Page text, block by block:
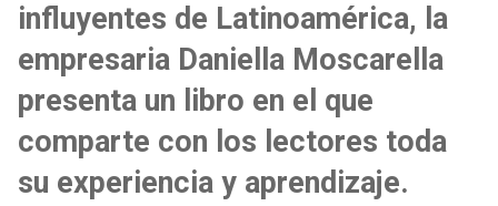
influyentes de Latinoamérica, la
empresaria Daniella Moscarella
presenta un libro en el que
comparte con los lectores toda
su experiencia y aprendizaje.